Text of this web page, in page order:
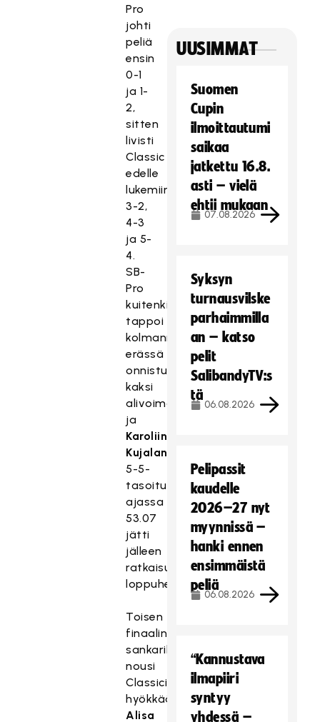
Pro
johti
peliä
ensin
0-1
ja 1-
2,
sitten
livisti
Classic
edelle
lukemiin
3-2,
4-3
ja 5-
4.
SB-
Pro
kuitenkin
tappoi
kolmannessa
erässä
onnistuneesti
kaksi
alivoimaa,
ja
Karoliina
Kujalan
5-5-
tasoitus
ajassa
53.07
jätti
jälleen
ratkaisun
loppuhetkille.
Toisen
finaalin
sankariksi
nousi
Classicin
hyökkääjä
Alisa
UUSIMMAT
Suomen
Cupin
ilmoittautumi
saikaa
jatkettu 16.8.
asti – vielä
ehtii mukaan
07.08.2026
Syksyn
turnausvilske
parhaimmilla
an – katso
pelit
SalibandyTV:s
tä
06.08.2026
Pelipassit
kaudelle
2026–27 nyt
myynnissä –
hanki ennen
ensimmäistä
peliä
06.08.2026
“Kannustava
ilmapiiri
syntyy
yhdessä –